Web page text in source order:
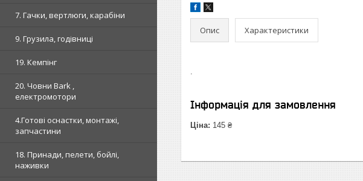
7. Гачки, вертлюги, карабіни
9. Грузила, годівниці
19. Кемпінг
20. Човни Bark ,
електромотори
4.Готові оснастки, монтажі,
запчастини
18. Принади, пелети, бойлі,
наживки
Опис Характеристики
.
Інформація для замовлення
Ціна: 145 ₴